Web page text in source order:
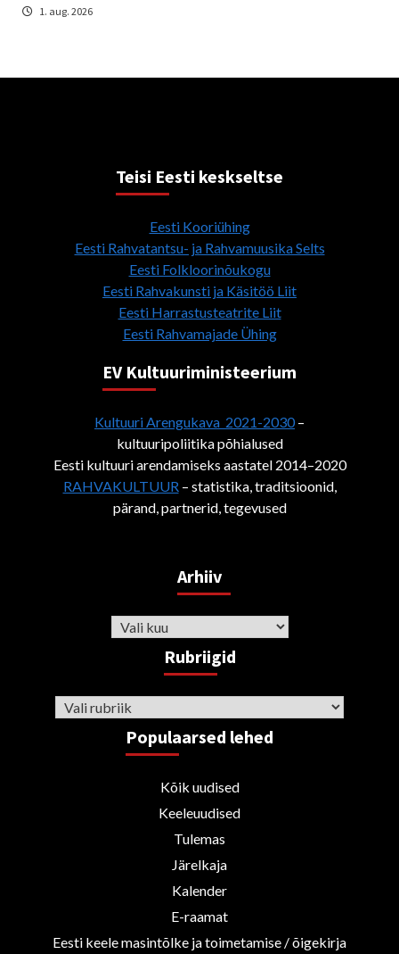
1. aug. 2026
Teisi Eesti keskseltse
Eesti Kooriühing
Eesti Rahvatantsu- ja Rahvamuusika Selts
Eesti Folkloorinõukogu
Eesti Rahvakunsti ja Käsitöö Liit
Eesti Harrastusteatrite Liit
Eesti Rahvamajade Ühing
EV Kultuuriministeerium
Kultuuri Arengukava 2021-2030–
kultuuripoliitika põhialused
Eesti kultuuri arendamiseks aastatel 2014–2020
RAHVAKULTUUR– statistika, traditsioonid,
pärand, partnerid, tegevused
Arhiiv
Arhiiv
Rubriigid
Rubriigid
Populaarsed lehed
Kõik uudised
Keeleuudised
Tulemas
Järelkaja
Kalender
E-raamat
Eesti keele masintõlke ja toimetamise / õigekirja